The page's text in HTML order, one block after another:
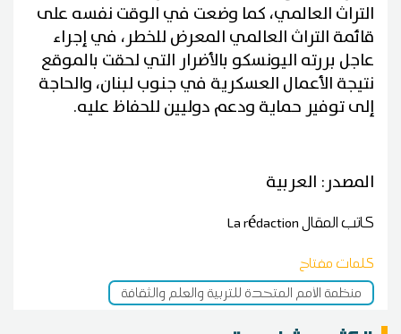
التراث العالمي، كما وضعت في الوقت نفسه على
قائمة التراث العالمي المعرض للخطر، في إجراء
عاجل بررته اليونسكو بالأضرار التي لحقت بالموقع
نتيجة الأعمال العسكرية في جنوب لبنان، والحاجة
إلى توفير حماية ودعم دوليين للحفاظ عليه.
المصدر: العربية
كاتب المقالLa rédaction
كلمات مفتاح
منظمة الأمم المتحدة للتربية والعلم والثقافة